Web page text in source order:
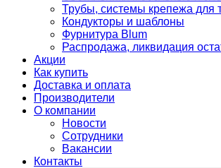
Трубы, системы крепежа для
Кондукторы и шаблоны
Фурнитура Blum
Распродажа, ликвидация
Акции
Как купить
Доставка и оплата
Производители
О компании
Новости
Сотрудники
Вакансии
Контакты